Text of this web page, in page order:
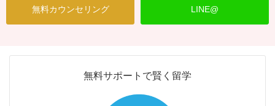
無料カウンセリング LINE@
無料サポートで賢く留学